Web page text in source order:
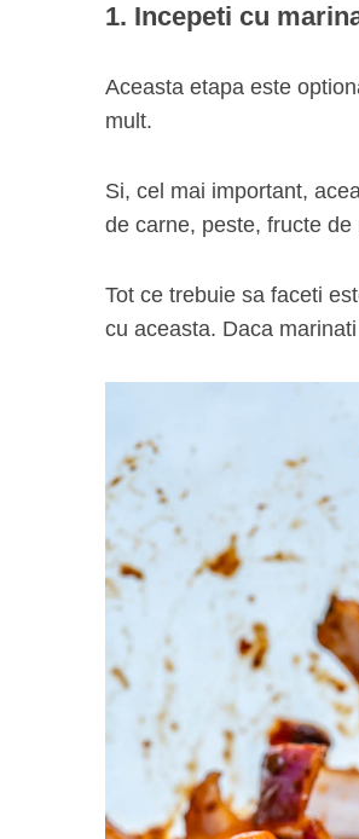
1. Incepeti cu
Aceasta etapa este
mult.
Si, cel mai important,
de carne, peste, fructe
Tot ce trebuie sa faceti
cu aceasta. Daca